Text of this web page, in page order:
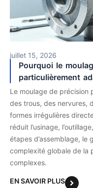
juillet 15, 2026
Pourquoi le
particulièrement
comportant des
formes complexes
Le moulage de précision
des trous, des nervures,
formes irrégulières
réduit l’usinage,
étapes d’assemblage, le
complexité globale de la
complexes.
EN SAVOIR PLUS